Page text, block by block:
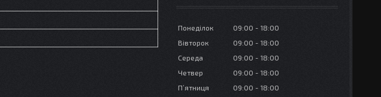
Понеділок 09:00
18:00
Вівторок
09:00
18:00
Середа
09:00
18:00
Четвер
09:00
18:00
Пʼятниця
09:00 18:00